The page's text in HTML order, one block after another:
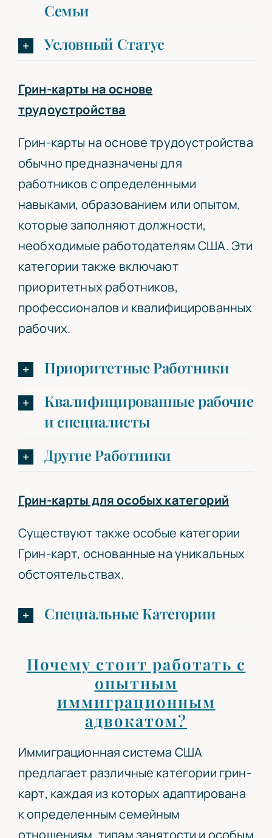
Семьи
Условный Статус
Грин-карты на основе
трудоустройства
Грин-карты на основе трудоустройства
обычно предназначены для
работников с определенными
навыками, образованием или опытом,
которые заполняют должности,
необходимые работодателям США. Эти
категории также включают
приоритетных работников,
профессионалов и квалифицированных
рабочих.
Приоритетные Работники
Квалифицированные рабочие
и специалисты
Другие Работники
Грин-карты для особых категорий
Существуют также особые категории
Грин-карт, основанные на уникальных
обстоятельствах.
Специальные Категории
Почему стоит работать с
опытным
иммиграционным
адвокатом?
Иммиграционная система США
предлагает различные категории грин-
карт, каждая из которых адаптирована
к определенным семейным
отношениям, типам занятости и особым